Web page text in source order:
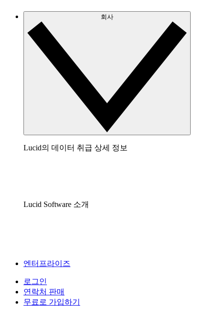
회사
Lucid의 데이터 취급 상세 정보
Lucid Software 소개
엔터프라이즈
로그인
연락처 판매
무료로 가입하기